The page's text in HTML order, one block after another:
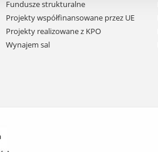
Fundusze strukturalne
Projekty współfinansowane przez UE
Projekty realizowane z KPO
Wynajem sal